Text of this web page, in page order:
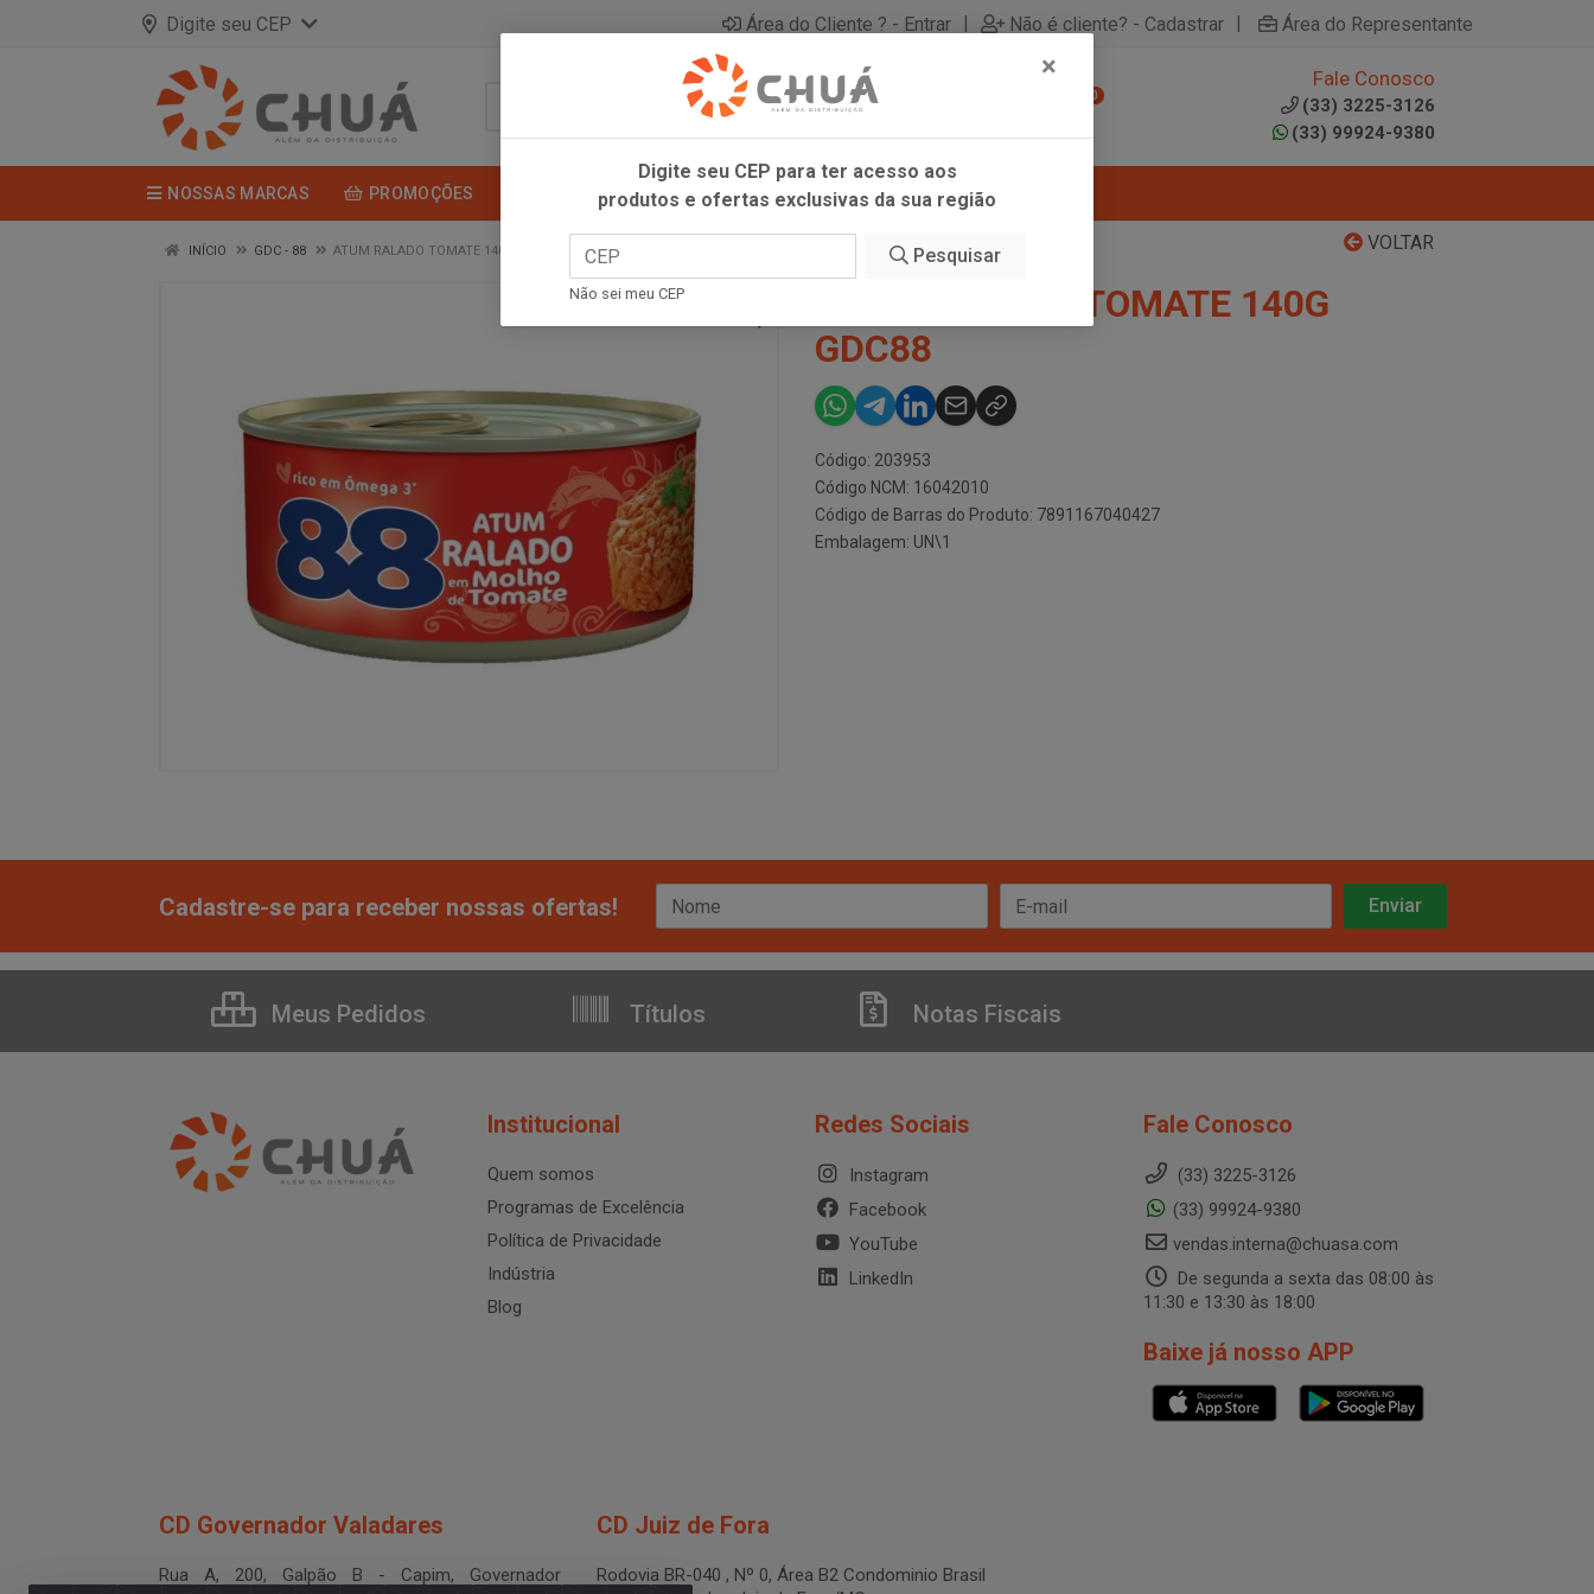
Digite seu CEP Área do Cliente ? - Entrar | Não é cliente? - Cadastrar | Área do Representante
0
Fale Conosco
(33) 3225-3126
(33) 99924-9380
NOSSAS MARCAS PROMOÇÕES
VOLTAR
INÍCIO GDC - 88 ATUM RALADO TOMATE 140G GDC88
ATUM RALADO TOMATE 140G
GDC88
Código: 203953
Código NCM: 16042010
Código de Barras do Produto: 7891167040427
Embalagem: UN\1
Cadastre-se para receber nossas ofertas!
Meus Pedidos Títulos Notas Fiscais
Institucional
Quem somos
Programas de Excelência
Política de Privacidade
Indústria
Blog
Redes Sociais
Instagram
Facebook
YouTube
LinkedIn
Fale Conosco
(33) 3225-3126
(33) 99924-9380
vendas.interna@chuasa.com
De segunda a sexta das 08:00 às
11:30 e 13:30 às 18:00
Baixe já nosso APP
CD Governador Valadares
Rua A, 200, Galpão B - Capim, Governador
CD Juiz de Fora
Rodovia BR-040 , Nº 0, Área B2 Condominio Brasil
×
Digite seu CEP para ter acesso aos
produtos e ofertas exclusivas da sua região
Pesquisar
Não sei meu CEP